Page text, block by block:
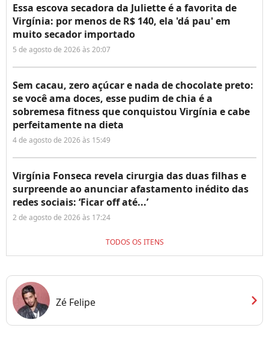
Essa escova secadora da Juliette é a favorita de
Virgínia: por menos de R$ 140, ela 'dá pau' em
muito secador importado
5 de agosto de 2026 às 20:07
Sem cacau, zero açúcar e nada de chocolate preto:
se você ama doces, esse pudim de chia é a
sobremesa fitness que conquistou Virgínia e cabe
perfeitamente na dieta
4 de agosto de 2026 às 15:49
Virgínia Fonseca revela cirurgia das duas filhas e
surpreende ao anunciar afastamento inédito das
redes sociais: ‘Ficar off até...’
2 de agosto de 2026 às 17:24
TODOS OS ITENS
Zé Felipe chevron_right